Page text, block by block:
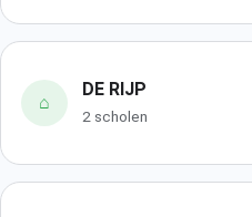
⌂
DE RIJP
2 scholen